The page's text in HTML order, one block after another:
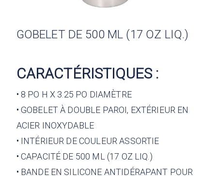
GOBELET DE 500 ML (17 OZ LIQ.)
CARACTÉRISTIQUES :
• 8 PO H X 3.25 PO DIAMÈTRE
• GOBELET À DOUBLE PAROI, EXTÉRIEUR EN
ACIER INOXYDABLE
• INTÉRIEUR DE COULEUR ASSORTIE
• CAPACITÉ DE 500 ML (17 OZ LIQ.)
• BANDE EN SILICONE ANTIDÉRAPANT POUR